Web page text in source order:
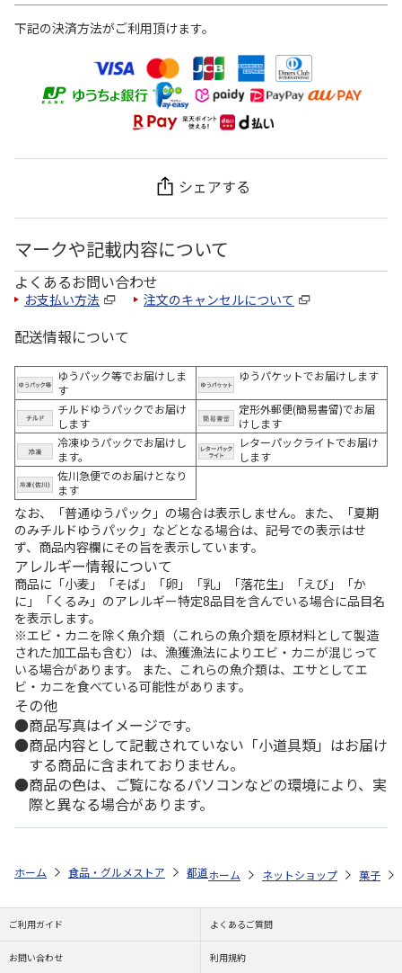
下記の決済方法がご利用頂けます。
シェアする
マークや記載内容について
よくあるお問い合わせ
お支払い方法 注文のキャンセルについて
配送情報について
ゆうパック等でお届けしま
す
ゆうパケットでお届けします
チルドゆうパックでお届け
します
定形外郵便(簡易書留)でお届
けします
冷凍ゆうパックでお届けし
ます。
レターパックライトでお届け
します
佐川急便でのお届けとなり
ます
なお、「普通ゆうパック」の場合は表示しません。また、「夏期
のみチルドゆうパック」などとなる場合は、記号での表示はせ
ず、商品内容欄にその旨を表示しています。
アレルギー情報について
商品に「小麦」「そば」「卵」「乳」「落花生」「えび」「か
に」「くるみ」のアレルギー特定8品目を含んでいる場合に品目名
を表示します。
※エビ・カニを除く魚介類（これらの魚介類を原材料として製造
された加工品も含む）は、漁獲漁法によりエビ・カニが混じって
いる場合があります。 また、これらの魚介類は、エサとしてエ
ビ・カニを食べている可能性があります。
その他
商品写真はイメージです。
商品内容として記載されていない「小道具類」はお届け
する商品に含まれておりません。
商品の色は、ご覧になるパソコンなどの環境により、実
際と異なる場合があります。
ホーム 食品・グルメストア 都道府県から探す 和歌山県 あんち
ホーム ネットショップ 菓子
ご利用ガイド よくあるご質問
お問い合わせ 利用規約